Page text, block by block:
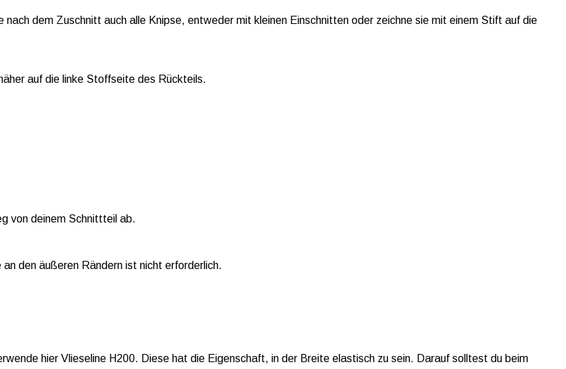
dem Zuschnitt auch alle Knipse, entweder mit kleinen Einschnitten oder zeichne sie mit einem Stift auf die
auf die linke Stoffseite des Rückteils.
von deinem Schnittteil ab.
den äußeren Rändern ist nicht erforderlich.
hier Vlieseline H200. Diese hat die Eigenschaft, in der Breite elastisch zu sein. Darauf solltest du beim